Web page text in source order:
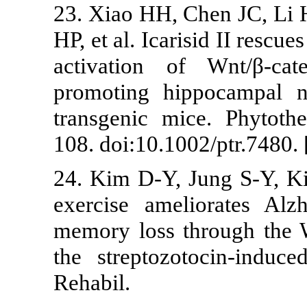
23. Xiao HH,
HP, et al.
activation
promoting
transgenic
108.
24. Kim D-Y,
exercise
memory loss
the